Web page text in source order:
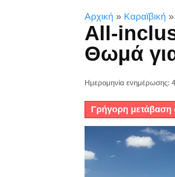
Αρχική » Καραϊβική »
All-
Θωμά
Ημερομηνία ενημέρωσης:
Γρήγορη